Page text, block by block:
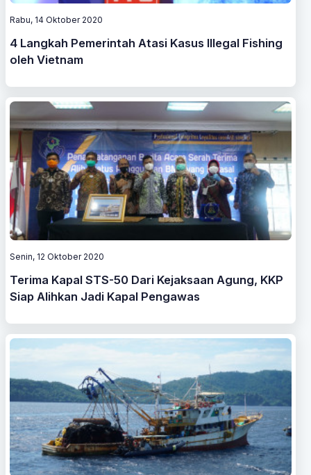
Rabu, 14 Oktober 2020
4 Langkah Pemerintah Atasi Kasus Illegal Fishing
oleh Vietnam
Senin, 12 Oktober 2020
Terima Kapal STS-50 Dari Kejaksaan Agung, KKP
Siap Alihkan Jadi Kapal Pengawas